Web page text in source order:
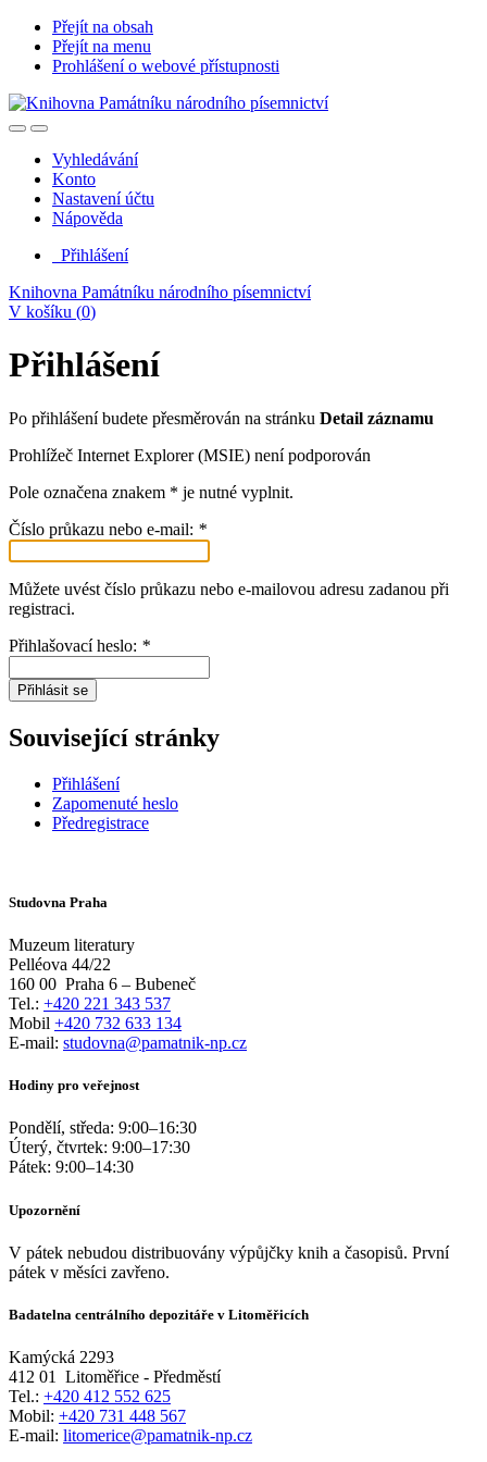
Přejít na obsah
Přejít na menu
Prohlášení o webové přístupnosti
Vyhledávání
Konto
Nastavení účtu
Nápověda
Přihlášení
Knihovna Památníku národního písemnictví
V košíku (0)
Přihlášení
Po přihlášení budete přesměrován na stránku Detail záznamu
Prohlížeč Internet Explorer (MSIE) není podporován
Pole označena znakem * je nutné vyplnit.
Číslo průkazu nebo e-mail: *
Můžete uvést číslo průkazu nebo e-mailovou adresu zadanou při
registraci.
Přihlašovací heslo: *
Přihlásit se
Související stránky
Přihlášení
Zapomenuté heslo
Předregistrace
Studovna Praha
Muzeum literatury
Pelléova 44/22
160 00 Praha 6 – Bubeneč
Tel.: +420 221 343 537
Mobil +420 732 633 134
E-mail: studovna@pamatnik-np.cz
Hodiny pro veřejnost
Pondělí, středa: 9:00–16:30
Úterý, čtvrtek: 9:00–17:30
Pátek: 9:00–14:30
Upozornění
V pátek nebudou distribuovány výpůjčky knih a časopisů. První
pátek v měsíci zavřeno.
Badatelna centrálního depozitáře v Litoměřicích
Kamýcká 2293
412 01
Litoměřice - Předměstí
Tel.: +420 412 552 625
Mobil: +420 731 448 567
E-mail: litomerice@pamatnik-np.cz